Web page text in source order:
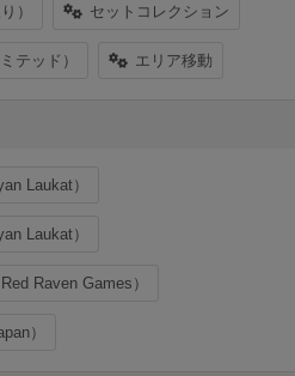
） セットコレクション
テッド） エリア移動
Laukat）
Laukat）
Raven Games）
）